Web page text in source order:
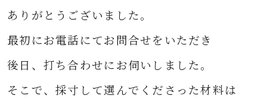
ありがとうございました。
最初にお電話にてお問合せをいただき
後日、打ち合わせにお伺いしました。
そこで、採寸して選んでくださった材料は